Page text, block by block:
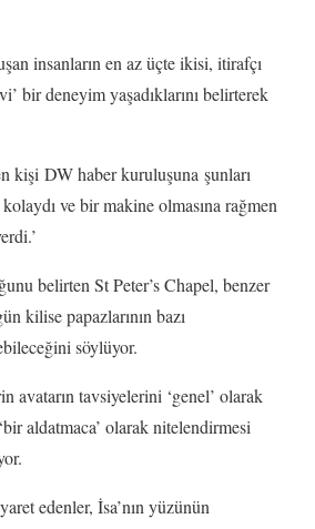
insanların en az üçte ikisi, itirafçı
bir deneyim yaşadıklarını belirterek
kişi DW haber kuruluşuna şunları
ve bir makine olmasına rağmen
belirten St Peter’s Chapel, benzer
kilise papazlarının bazı
söylüyor.
avatarın tavsiyelerini ‘genel’ olarak
aldatmaca’ olarak nitelendirmesi
edenler, İsa’nın yüzünün